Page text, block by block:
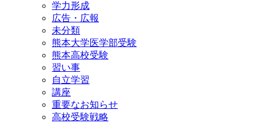
学力形成
広告・広報
未分類
熊本大学医学部受験
熊本高校受験
習い事
自立学習
講座
重要なお知らせ
高校受験戦略